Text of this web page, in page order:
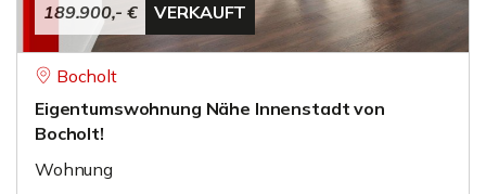
189.900,- € VERKAUFT
Bocholt
Eigentumswohnung Nähe Innenstadt von
Bocholt!
Wohnung